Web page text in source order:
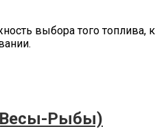
выбора того топлива,
(Весы-Рыбы)